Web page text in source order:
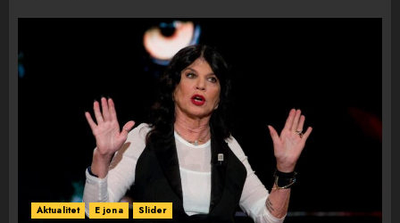
Aktualitet E jona Slider